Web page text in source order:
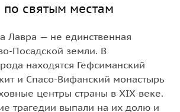
по святым местам
Лавра — не единственная
Посадской земли. В
находятся Гефсиманский
и Спасо-Вифанский монастырь
центры страны в XIX веке.
трагедии выпали на их долю и